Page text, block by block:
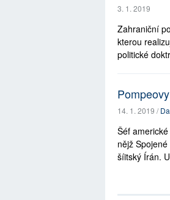
3. 1. 2019
Zahraniční
kterou
politické
14. 1. 2019 /
Šéf
nějž
šíitský Írán.